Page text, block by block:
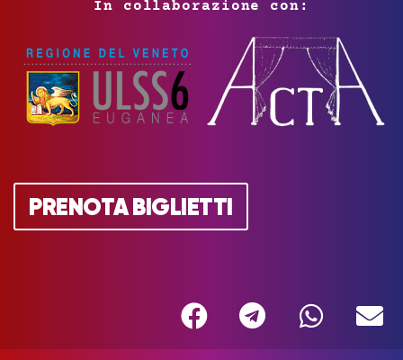
In collaborazione con:
PRENOTA BIGLIETTI